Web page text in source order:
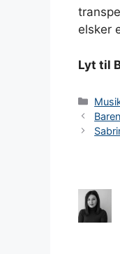
elsker
Lyt til